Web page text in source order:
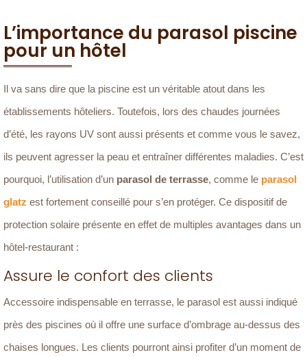
L’importance du parasol piscine
pour un hôtel
Il va sans dire que la piscine est un véritable atout dans les
établissements hôteliers. Toutefois, lors des chaudes journées
d’été, les rayons UV sont aussi présents et comme vous le savez,
ils peuvent agresser la peau et entraîner différentes maladies. C’est
pourquoi, l’utilisation d’un parasol de terrasse, comme le parasol
glatz est fortement conseillé pour s’en protéger. Ce dispositif de
protection solaire présente en effet de multiples avantages dans un
hôtel-restaurant :
Assure le confort des clients
Accessoire indispensable en terrasse, le parasol est aussi indiqué
près des piscines où il offre une surface d’ombrage au-dessus des
chaises longues. Les clients pourront ainsi profiter d’un moment de